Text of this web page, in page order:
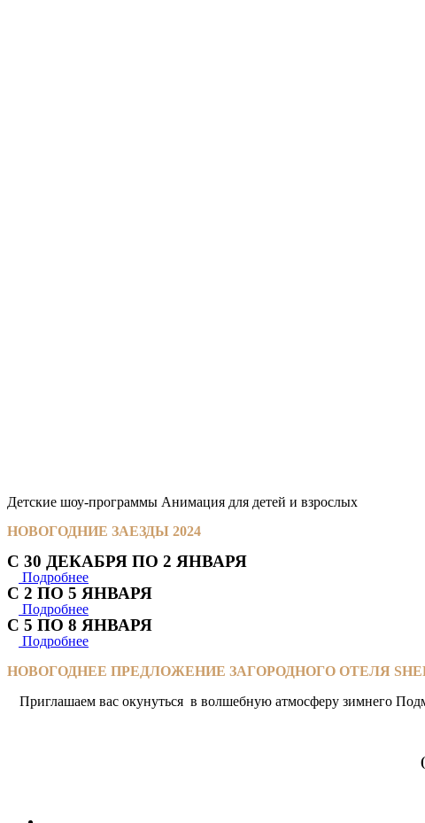
Детские шоу-программы Анимация для детей и взрослых
НОВОГОДНИЕ ЗАЕЗДЫ 2024
С 30 ДЕКАБРЯ ПО 2 ЯНВАРЯ
Подробнее
С 2 ПО 5 ЯНВАРЯ
Подробнее
С 5 ПО 8 ЯНВАРЯ
Подробнее
НОВОГОДНЕЕ ПРЕДЛОЖЕНИЕ ЗАГОРОДНОГО ОТЕЛЯ
Приглашаем вас окунуться в волшебную атмосферу зимнего